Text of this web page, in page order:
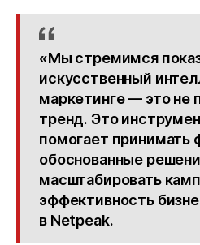
«Мы стремимся
искусственный
маркетинге — это не
тренд. Это
помогает принимать
обоснованные
масштабировать
эффективность
в Netpeak.